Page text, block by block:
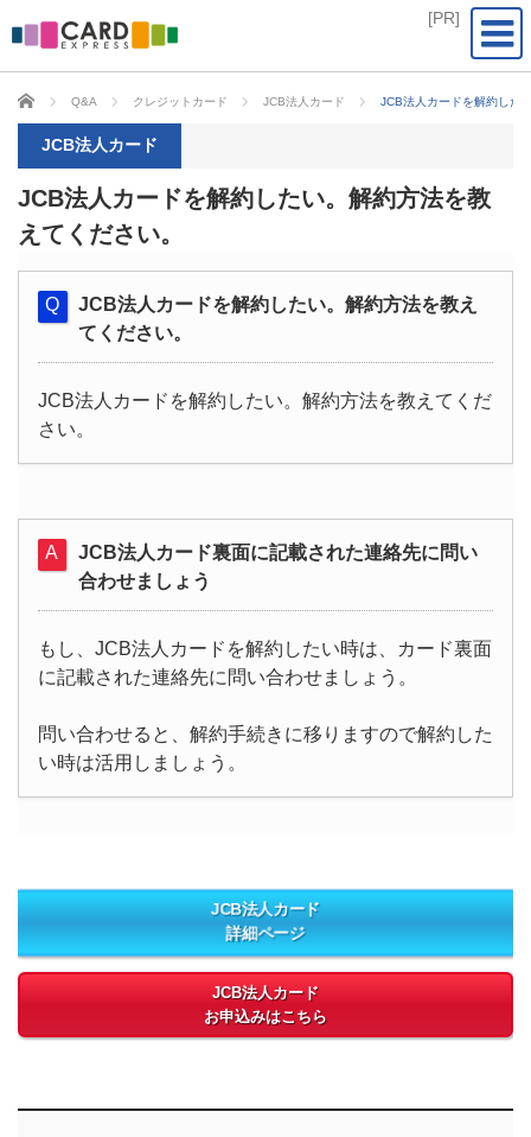
CARD EXPRESS
Q&A クレジットカード JCB法人カード JCB法人カードを解約した
JCB法人カード
JCB法人カードを解約したい。解約方法を教
えてください。
JCB法人カードを解約したい。解約方法を教え
てください。
JCB法人カードを解約したい。解約方法を教えてくだ
さい。
JCB法人カード裏面に記載された連絡先に問い
合わせましょう
もし、JCB法人カードを解約したい時は、カード裏面
に記載された連絡先に問い合わせましょう。
問い合わせると、解約手続きに移りますので解約した
い時は活用しましょう。
JCB法人カード
詳細ページ
JCB法人カード
お申込みはこちら